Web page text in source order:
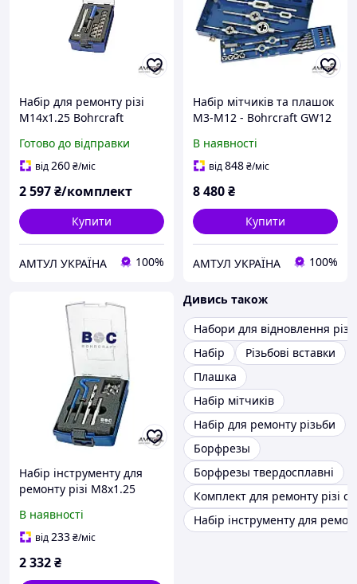
Набір для ремонту різі
M14x1.25 Bohrcraft
Готово до відправки
від260₴/міс
2 597₴/комплект
Купити
АМТУЛ УКРАЇНА 100%
Набір мітчиків та плашок
M3-M12 - Bohrcraft GW12
В наявності
від848₴/міс
8 480₴
Купити
АМТУЛ УКРАЇНА 100%
Набір інструменту для
ремонту різі M8х1.25
В наявності
від233₴/міс
2 332₴
Дивись також
Набори для відновлення
Набір
Різьбові вставки
Плашка
Набір мітчиків
Набір для ремонту різьби
Борфрезы
Борфрезы твердосплавні
Комплект для ремонту різі
Набір інструменту для